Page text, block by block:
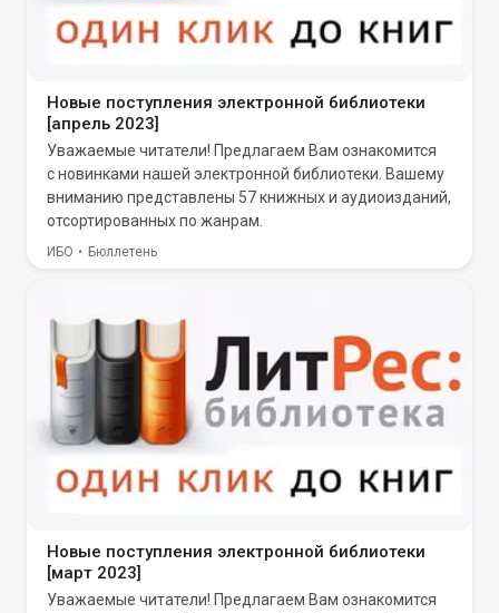
Новые поступления электронной библиотеки
[апрель 2023]
Уважаемые читатели! Предлагаем Вам ознакомится
с новинками нашей электронной библиотеки. Вашему
вниманию представлены 57 книжных и аудиоизданий,
отсортированных по жанрам.
ИБО Бюллетень
Новые поступления электронной библиотеки
[март 2023]
Уважаемые читатели! Предлагаем Вам ознакомится